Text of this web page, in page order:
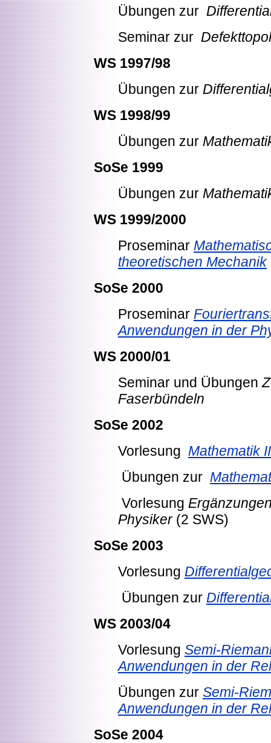
Übungen zur
Seminar zur
WS 1997/98
Übungen zur
WS 1998/99
Übungen zur
SoSe 1999
Übungen zur
WS 1999/2000
Proseminar
theoretischen Mechanik
SoSe 2000
Proseminar
Anwendungen in der
WS 2000/01
Seminar und Übungen
Faserbündeln
SoSe 2002
Vorlesung Mathematik
Übungen zur
Vorlesung
Physiker(2 SWS)
SoSe 2003
Vorlesung
Übungen zur
WS 2003/04
Vorlesung Semi-
Anwendungen in der
Übungen zur Semi-
Anwendungen in der
SoSe 2004